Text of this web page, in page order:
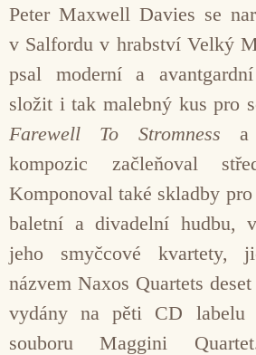
Peter Maxwell Davies se
v Salfordu v hrabství Velký
psal moderní a
složit i tak malebný kus pro
Farewell To Stromness a
kompozic začleňoval
Komponoval také skladby
baletní a divadelní hudbu,
jeho smyčcové kvartety,
názvem Naxos Quartets
vydány na pěti CD labelu
souboru Maggini